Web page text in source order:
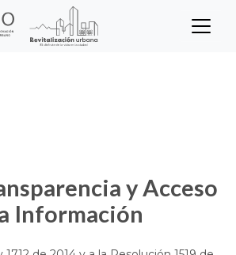
Empresa de
Información